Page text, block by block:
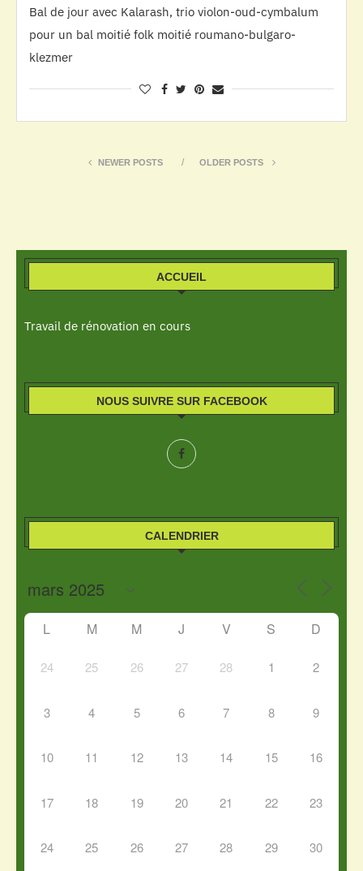
Bal de jour avec Kalarash, trio violon-oud-cymbalum
pour un bal moitié folk moitié roumano-bulgaro-
klezmer
NEWER POSTS OLDER POSTS
ACCUEIL
Travail de rénovation en cours
NOUS SUIVRE SUR FACEBOOK
CALENDRIER
L M M J V S D
24 25 26 27 28 1 2
3 4 5 6 7 8 9
10 11 12 13 14 15 16
17 18 19 20 21 22 23
24 25 26 27 28 29 30